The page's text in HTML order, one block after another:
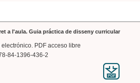
a l'aula. Guia práctica de disseny curricular
electrónico. PDF acceso libre
84-1396-436-2